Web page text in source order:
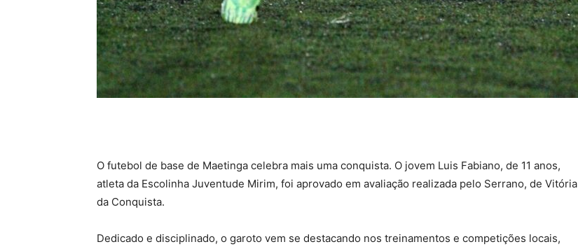
O futebol de base de Maetinga celebra mais uma conquista. O jovem Luis Fabiano, de 11 anos,
atleta da Escolinha Juventude Mirim, foi aprovado em avaliação realizada pelo Serrano, de Vitória
da Conquista.
Dedicado e disciplinado, o garoto vem se destacando nos treinamentos e competições locais,